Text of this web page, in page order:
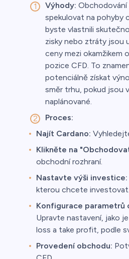
Výhody: Obchodování
spekulovat na pohyby
byste vlastnili
zisky nebo ztráty jsou
ceny mezi okamžikem
pozice CFD. To
potenciálně získat
směr trhu, pokud jsou
naplánované.
Proces:
Najít Cardano:
Klikněte na
obchodní rozhraní.
Nastavte výši investice:
kterou chcete investovat.
Konfigurace parametrů
Upravte nastavení, jako
loss a take profit, podle
Provedení obchodu: